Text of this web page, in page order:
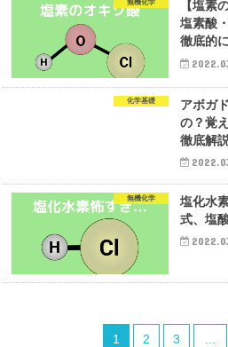
無機化学
【塩素
塩素酸
徹底的
化学基礎
アボガ
の？覚
徹底解
無機化学
塩化水
式、塩
1 2 3